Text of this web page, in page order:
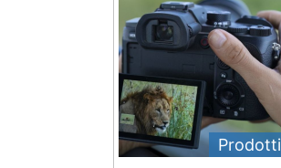
Prodotti